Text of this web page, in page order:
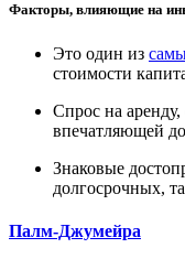
Факторы, влияющие на
Это один из
стоимости
Спрос на
впечатляющей
Знаковые
долгосрочных,
Палм-Джумейра